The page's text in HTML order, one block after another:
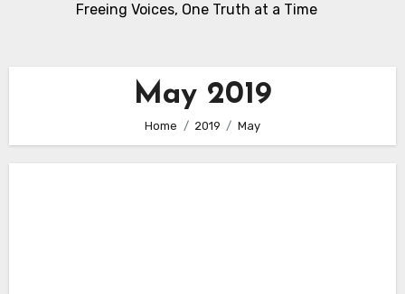
Freeing Voices, One Truth at a Time
May 2019
Home 2019 May